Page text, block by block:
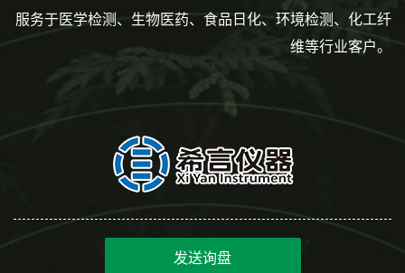
服务于医学检测、生物医药、食品日化、环境检测、化工纤
维等行业客户。
发送询盘